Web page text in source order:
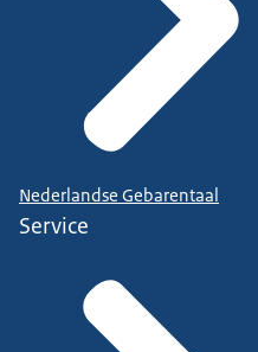
Nederlandse Gebarentaal
Service